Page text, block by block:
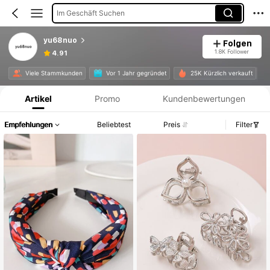
Im Geschäft Suchen
yu68nuo
4.91
Folgen
1.8K Follower
Viele Stammkunden Vor 1 Jahr gegründet 25K Kürzlich verkauft
Produktinformation: Preisangabe, Verkaufs- und Lagerbestandsdetails.
Artikel Promo Kundenbewertungen
Empfehlungen Beliebtest Preis Filter